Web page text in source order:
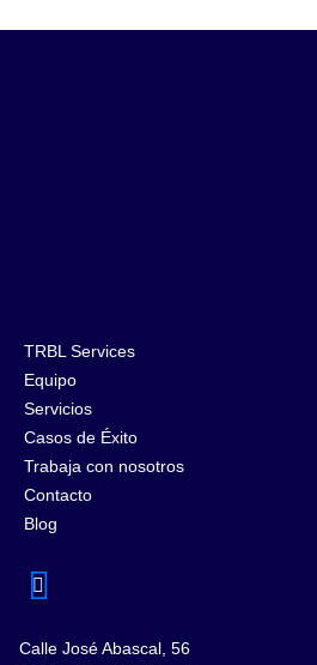
TRBL Services
Equipo
Servicios
Casos de Éxito
Trabaja con nosotros
Contacto
Blog
Calle José Abascal, 56